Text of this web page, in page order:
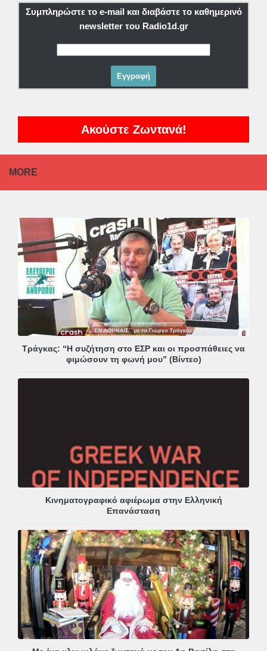
Συμπληρώστε το e-mail και διαβάστε το καθημερινό
newsletter του Radio1d.gr
Ακούστε Ζωντανά!
MORE
Τράγκας: “Η συζήτηση στο ΕΣΡ και οι προσπάθειες να
φιμώσουν τη φωνή μου” (Βίντεο)
Κινηματογραφικό αφιέρωμα στην Ελληνική
Επανάσταση